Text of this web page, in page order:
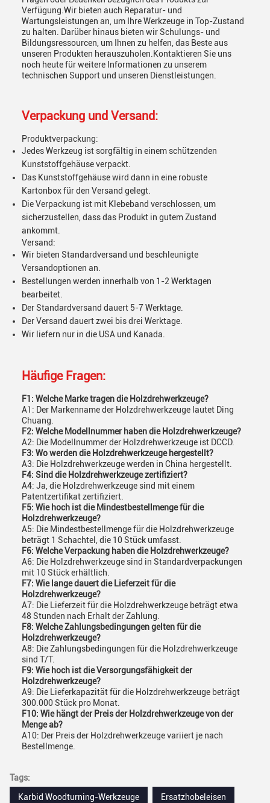
Verfügung.Wir bieten auch Reparatur- und
Wartungsleistungen an, um Ihre Werkzeuge in Top-Zustand
zu halten. Darüber hinaus bieten wir Schulungs- und
Bildungsressourcen, um Ihnen zu helfen, das Beste aus
unseren Produkten herauszuholen.Kontaktieren Sie uns
noch heute für weitere Informationen zu unserem
technischen Support und unseren Dienstleistungen.
Verpackung und Versand:
Produktverpackung:
Jedes Werkzeug ist sorgfältig in einem schützenden
Kunststoffgehäuse verpackt.
Das Kunststoffgehäuse wird dann in eine robuste
Kartonbox für den Versand gelegt.
Die Verpackung ist mit Klebeband verschlossen, um
sicherzustellen, dass das Produkt in gutem Zustand
ankommt.
Versand:
Wir bieten Standardversand und beschleunigte
Versandoptionen an.
Bestellungen werden innerhalb von 1-2 Werktagen
bearbeitet.
Der Standardversand dauert 5-7 Werktage.
Der Versand dauert zwei bis drei Werktage.
Wir liefern nur in die USA und Kanada.
Häufige Fragen:
F1: Welche Marke tragen die Holzdrehwerkzeuge?
A1: Der Markenname der Holzdrehwerkzeuge lautet Ding
Chuang.
F2: Welche Modellnummer haben die Holzdrehwerkzeuge?
A2: Die Modellnummer der Holzdrehwerkzeuge ist DCCD.
F3: Wo werden die Holzdrehwerkzeuge hergestellt?
A3: Die Holzdrehwerkzeuge werden in China hergestellt.
F4: Sind die Holzdrehwerkzeuge zertifiziert?
A4: Ja, die Holzdrehwerkzeuge sind mit einem
Patentzertifikat zertifiziert.
F5: Wie hoch ist die Mindestbestellmenge für die
Holzdrehwerkzeuge?
A5: Die Mindestbestellmenge für die Holzdrehwerkzeuge
beträgt 1 Schachtel, die 10 Stück umfasst.
F6: Welche Verpackung haben die Holzdrehwerkzeuge?
A6: Die Holzdrehwerkzeuge sind in Standardverpackungen
mit 10 Stück erhältlich.
F7: Wie lange dauert die Lieferzeit für die
Holzdrehwerkzeuge?
A7: Die Lieferzeit für die Holzdrehwerkzeuge beträgt etwa
48 Stunden nach Erhalt der Zahlung.
F8: Welche Zahlungsbedingungen gelten für die
Holzdrehwerkzeuge?
A8: Die Zahlungsbedingungen für die Holzdrehwerkzeuge
sind T/T.
F9: Wie hoch ist die Versorgungsfähigkeit der
Holzdrehwerkzeuge?
A9: Die Lieferkapazität für die Holzdrehwerkzeuge beträgt
300.000 Stück pro Monat.
F10: Wie hängt der Preis der Holzdrehwerkzeuge von der
Menge ab?
A10: Der Preis der Holzdrehwerkzeuge variiert je nach
Bestellmenge.
Tags:
Karbid Woodturning-Werkzeuge
Ersatzhobeleisen